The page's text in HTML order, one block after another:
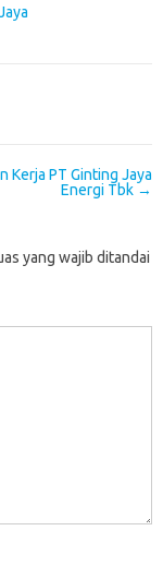
Kerja PT Ginting Jaya
Energi Tbk →
yang wajib ditandai